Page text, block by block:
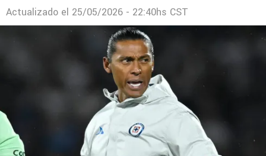
Actualizado el 25/05/2026 - 22:40hs CST